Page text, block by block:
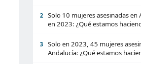
2
Solo 10 mujeres asesinadas en
en 2023: ¿Qué estamos
3
Solo en 2023, 45 mujeres
Andalucía: ¿Qué estamos